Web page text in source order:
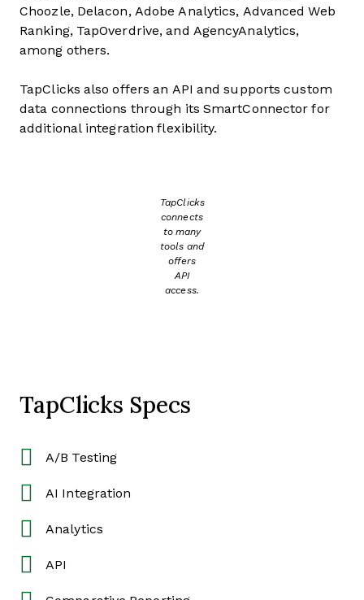
Choozle, Delacon, Adobe Analytics, Advanced Web
Ranking, TapOverdrive, and AgencyAnalytics,
among others.
TapClicks also offers an API and supports custom
data connections through its SmartConnector for
additional integration flexibility.
TapClicks
connects
to many
tools and
offers
API
access.
TapClicks Specs
A/B Testing
AI Integration
Analytics
API